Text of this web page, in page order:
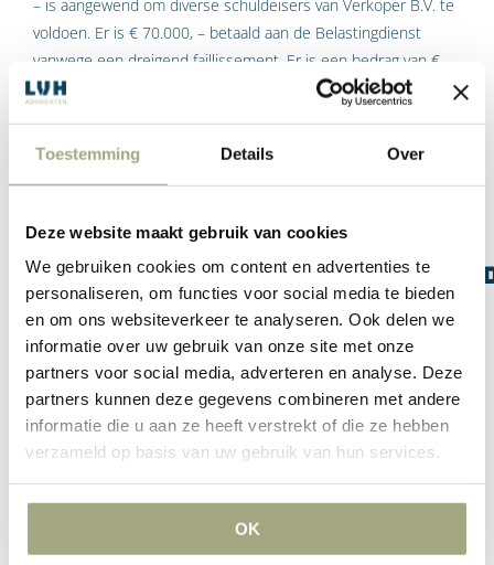
Toestemming Details Over
Deze website maakt gebruik van cookies
We gebruiken cookies om content en advertenties te
personaliseren, om functies voor social media te bieden
en om ons websiteverkeer te analyseren. Ook delen we
informatie over uw gebruik van onze site met onze
partners voor social media, adverteren en analyse. Deze
partners kunnen deze gegevens combineren met andere
informatie die u aan ze heeft verstrekt of die ze hebben
verzameld op basis van uw gebruik van hun services.
OK
– is aangewend om diverse schuldeisers van Verkoper B.V. te
voldoen. Er is € 70.000, – betaald aan de Belastingdienst
vanwege een dreigend faillissement. Er is een bedrag van €
55.000, – aan de accountant betaald, omdat deze zijn
transporteurs betaald. De overige € 105.000, – is gedurende
het jaar 2023 aangewend om diverse andere lopende
Oordeel rechtbank over
De rechtbank is van oordeel van de bestuurder van Verkoper
B.V. een persoonlijk ernstig verwijt te maken valt. De
rechtbank is het met de koper eens dat de bestuurder de
belangen van de koper niet in acht heeft genomen door het
kraan van te kopen, aan te wenden voor andere doeleinden.
acute financiële problemen op te vangen. De bestuurder
heeft er niet voor gezorgd dat er voldoende middelen